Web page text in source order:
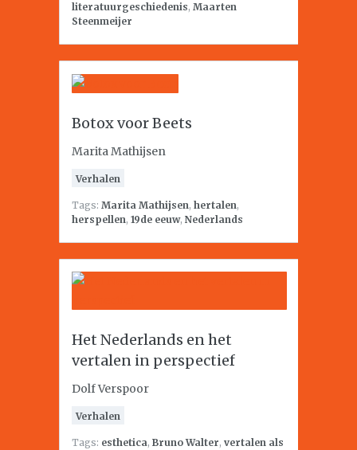
literatuurgeschiedenis, Maarten
Steenmeijer
Botox voor Beets
Marita Mathijsen
Verhalen
Tags: Marita Mathijsen, hertalen,
herspellen, 19de eeuw, Nederlands
Het Nederlands en het
vertalen in perspectief
Dolf Verspoor
Verhalen
Tags: esthetica, Bruno Walter, vertalen als